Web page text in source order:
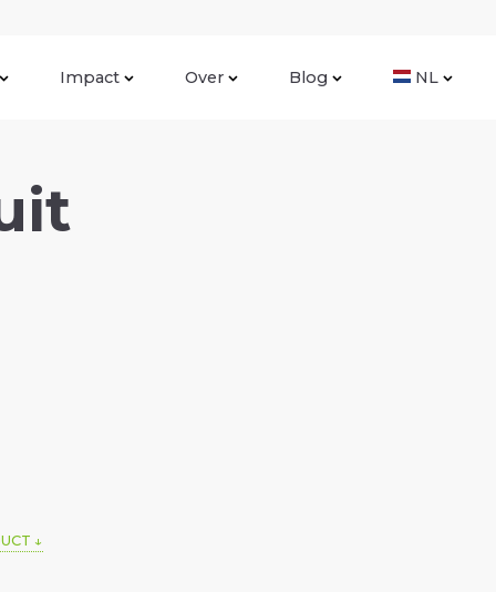
Impact Over Blog NL